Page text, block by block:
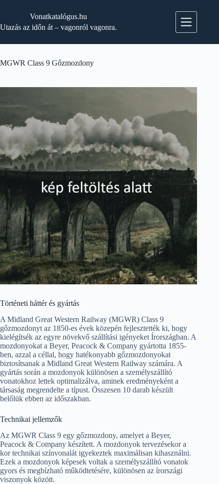
Vonatkatalógus.hu
Utazás az időn át – vagonról vagonra.
MGWR Class 9 Gőzmozdony
Történeti háttér és gyártás
A Midland Great Western Railway (MGWR) Class 9
gőzmozdonyt az 1850-es évek közepén fejlesztették ki, hogy
kielégítsék az egyre növekvő szállítási igényeket Írországban. A
mozdonyokat a Beyer, Peacock & Company gyártotta 1855-
ben, azzal a céllal, hogy hatékonyabb gőzmozdonyokat
biztosítsanak a Midland Great Western Railway számára. A
gyártás során a mozdonyok különösen a személyszállító
vonatokhoz lettek optimalizálva, aminek eredményeként a
társaság megrendelte a típust. Összesen 10 darab készült
belőlük ebben az időszakban.
Technikai jellemzők
Az MGWR Class 9 egy gőzmozdony, amelyet a Beyer,
Peacock & Company készített. A mozdonyok tervezésekor a
kor technikai színvonalát igyekeztek maximálisan kihasználni.
Ezek a mozdonyok képesek voltak a személyszállító vonatok
gyors és megbízható működtetésére, különösen az írországi
viszonyok között.